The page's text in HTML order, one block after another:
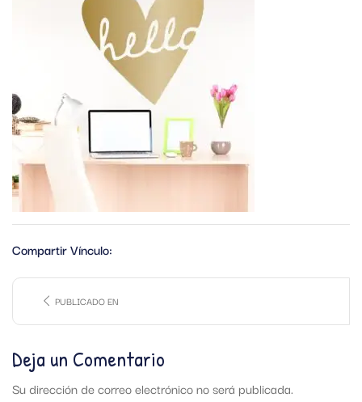
Compartir Vínculo:
PUBLICADO EN
Deja un Comentario
Su dirección de correo electrónico no será publicada.